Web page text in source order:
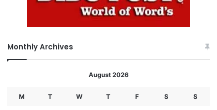
Monthly Archives
August 2026
M T W T F S S